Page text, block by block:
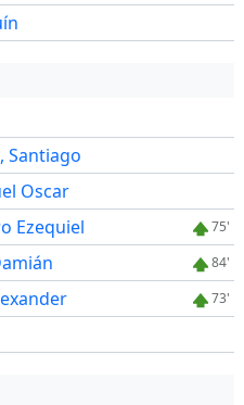
Santiago
Oscar
Ezequiel 75'
84'
73'